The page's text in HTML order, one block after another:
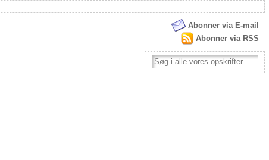
Abonner via E-mail
Abonner via RSS